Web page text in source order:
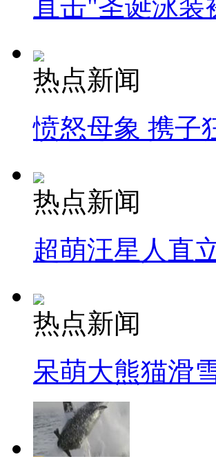
直击"圣诞泳装
热点新闻
愤怒母象 携子
热点新闻
超萌汪星人直
热点新闻
呆萌大熊猫滑